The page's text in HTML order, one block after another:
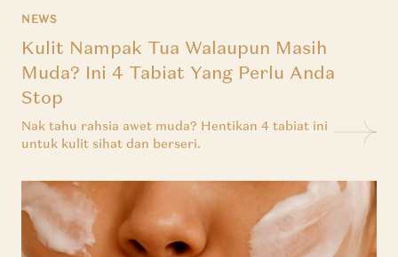
NEWS
Kulit Nampak Tua Walaupun Masih
Muda? Ini 4 Tabiat Yang Perlu Anda
Stop
Nak tahu rahsia awet muda? Hentikan 4 tabiat ini
untuk kulit sihat dan berseri.